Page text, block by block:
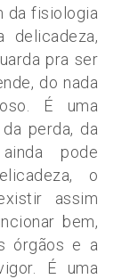
da fisiologia
delicadeza,
pra ser
do nada
É uma
perda, da
pode
o
assim
bem,
órgãos e a
É uma